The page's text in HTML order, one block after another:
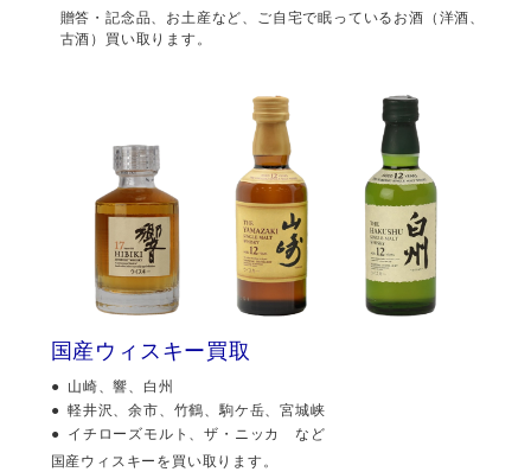
贈答・記念品、お土産など、ご自宅で眠っているお酒（洋酒、
古酒）買い取ります。
国産ウィスキー買取
山崎、響、白州
軽井沢、余市、竹鶴、駒ケ岳、宮城峡
イチローズモルト、ザ・ニッカ など
国産ウィスキーを買い取ります。